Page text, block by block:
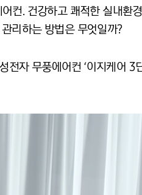
컨. 건강하고 쾌적한 실내환
리하는 방법은 무엇일까?
자 무풍에어컨 ‘이지케어 3